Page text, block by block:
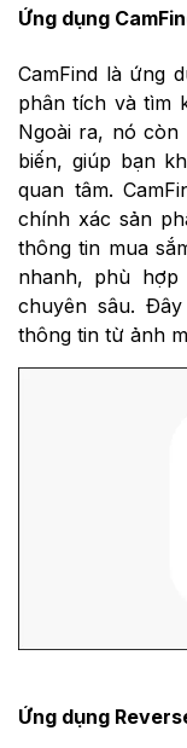
Ứng dụng
CamFind là ứng
phân tích và tìm
Ngoài ra, nó còn
biến, giúp bạn
quan tâm.
chính xác sản
thông tin mua
nhanh, phù
chuyên sâu.
thông tin từ ảnh
Ứng dụng